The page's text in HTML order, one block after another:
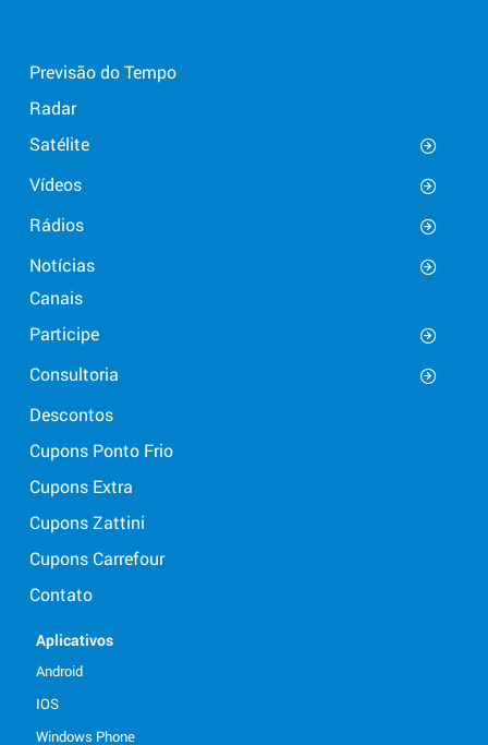
Previsão do Tempo
Radar
Satélite
Vídeos
Rádios
Notícias
Canais
Participe
Consultoria
Descontos
Cupons Ponto Frio
Cupons Extra
Cupons Zattini
Cupons Carrefour
Contato
Aplicativos
Android
IOS
Windows Phone